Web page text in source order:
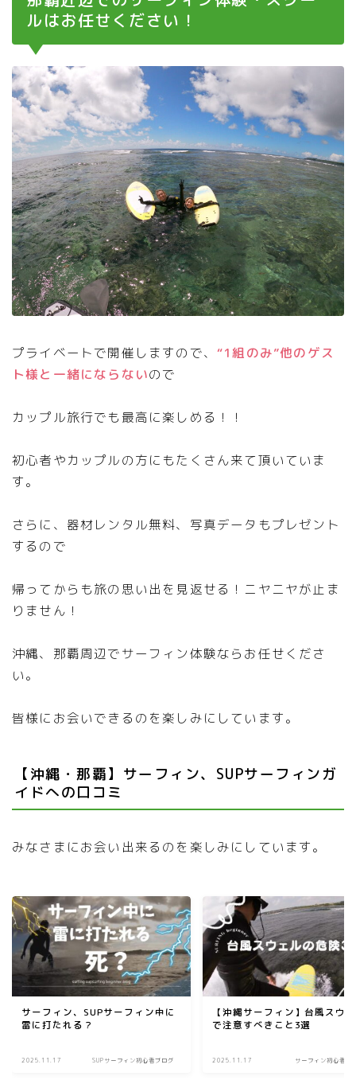
ルはお任せください！
プライベートで開催しますので、 “1組のみ”他のゲス
ト様と一緒にならないので
カップル旅行でも最高に楽しめる！！
初心者やカップルの方にもたくさん来て頂いていま
す。
さらに、器材レンタル無料、写真データもプレゼント
するので
帰ってからも旅の思い出を見返せる！ニヤニヤが止ま
りません！
沖縄、那覇周辺でサーフィン体験ならお任せくださ
い。
皆様にお会いできるのを楽しみにしています。
【沖縄・那覇】サーフィン、SUPサーフィンガ
イドへの口コミ
みなさまにお会い出来るのを楽しみにしています。
サーフィン、SUPサーフィン中に
雷に打たれる？
2025.11.17 SUPサーフィン初心者ブログ
【沖縄サーフィン】台風スウ
で注意すべきこと3選
2025.11.17 サーフィン初心者ブ